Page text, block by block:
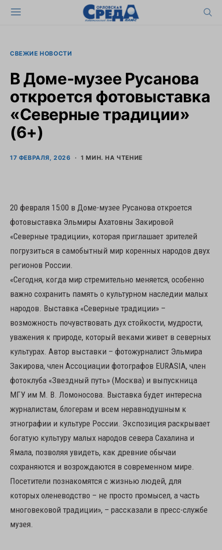
СВЕЖИЕ НОВОСТИ
В Доме-музее Русанова
откроется фотовыставка
«Северные традиции»
(6+)
17 ФЕВРАЛЯ, 2026 1 МИН. НА ЧТЕНИЕ
20 февраля 15:00 в Доме-музее Русанова откроется
фотовыставка Эльмиры Ахатовны Закировой
«Северные традиции», которая приглашает зрителей
погрузиться в самобытный мир коренных народов двух
регионов России.
«Сегодня, когда мир стремительно меняется, особенно
важно сохранить память о культурном наследии малых
народов. Выставка «Северные традиции» –
возможность почувствовать дух стойкости, мудрости,
уважения к природе, который веками живет в северных
культурах. Автор выставки – фотожурналист Эльмира
Закирова, член Ассоциации фотографов EURASIA, член
фотоклуба «Звездный путь» (Москва) и выпускница
МГУ им М. В. Ломоносова. Выставка будет интересна
журналистам, блогерам и всем неравнодушным к
этнографии и культуре России. Экспозиция раскрывает
богатую культуру малых народов севера Сахалина и
Ямала, позволяя увидеть, как древние обычаи
сохраняются и возрождаются в современном мире.
Посетители познакомятся с жизнью людей, для
которых оленеводство – не просто промысел, а часть
многовековой традиции», – рассказали в пресс-службе
музея.